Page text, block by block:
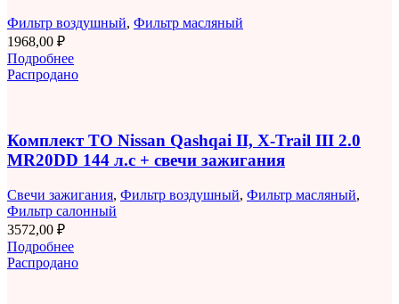
Фильтр воздушный, Фильтр масляный
1968,00 ₽
Подробнее
Распродано
Комплект ТО Nissan Qashqai II, X-Trail III 2.0
MR20DD 144 л.с + свечи зажигания
Свечи зажигания, Фильтр воздушный, Фильтр масляный,
Фильтр салонный
3572,00 ₽
Подробнее
Распродано